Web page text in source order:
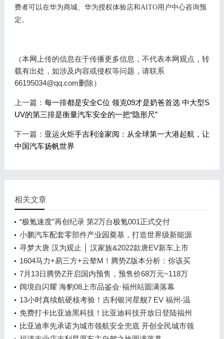
费者可以在华为商城、 华为授权体验店和AITO用户中心咨询预
定。
（本网上传的信息在于传播更多信息，不代表本网观点，转
载有出处，如涉及内容或侵权等问题，请联系
66195034@qq.com删除）
上一篇： 每一排都是安全C位 领克09才是奶爸首选 中大型S
UV的第三排是衡量汽车安全的一把“隐形尺”
下一篇： 亚运火炬手吉利淦家阅：从全球第一大港起航，让
中国汽车扬帆世界
相关文章
“极氪速度”再创纪录 第2万台极氪001正式交付
小鹏汽车配套零部件产业园奠基，打造世界级新能源
智能汽车集群
寻梦大唐 汉为观止 │ 汉家族&2022款唐EV新车上市
发布会，敬请期待！
1604马力+易三方+云辇M！腾势Z版本分析：你该买
谁？
7月13日腾势Z开启国内预售，预售价68万元~118万
元
阔境自闪耀 海豹08上市品鉴会·福州站圆满落幕
13小时真续航硬核考验！吉利银河星舰7 EV 福州-温
州长测达成率92.73%
免费打卡比亚迪黑科技！比亚迪科技开放日登陆福州
车展
比亚迪率先承诺为城市领航安全兜底 开创全民城市领